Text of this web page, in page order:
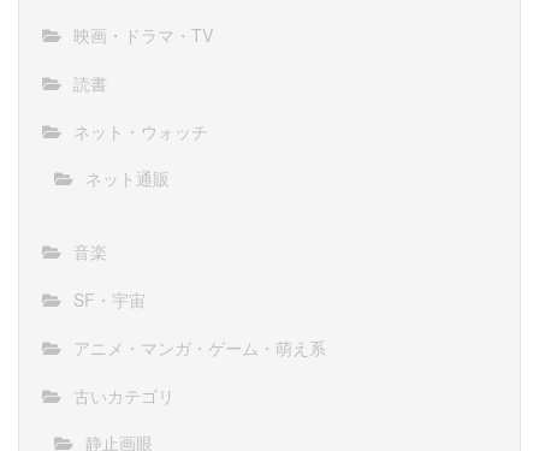
映画・ドラマ・TV
読書
ネット・ウォッチ
ネット通販
音楽
SF・宇宙
アニメ・マンガ・ゲーム・萌え系
古いカテゴリ
静止画眼